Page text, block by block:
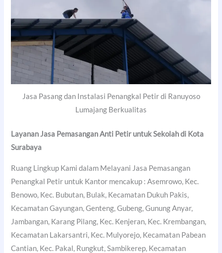
Jasa Pasang dan Instalasi Penangkal Petir di Ranuyoso
Lumajang Berkualitas
Layanan Jasa Pemasangan Anti Petir untuk Sekolah di Kota
Surabaya
Ruang Lingkup Kami dalam Melayani Jasa Pemasangan
Penangkal Petir untuk Kantor mencakup : Asemrowo, Kec.
Benowo, Kec. Bubutan, Bulak, Kecamatan Dukuh Pakis,
Kecamatan Gayungan, Genteng, Gubeng, Gunung Anyar,
Jambangan, Karang Pilang, Kec. Kenjeran, Kec. Krembangan,
Kecamatan Lakarsantri, Kec. Mulyorejo, Kecamatan Pabean
Cantian, Kec. Pakal, Rungkut, Sambikerep, Kecamatan